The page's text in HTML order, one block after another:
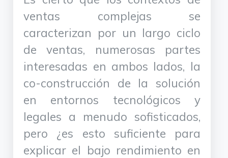
ventas complejas se
caracterizan por un largo ciclo
de ventas, numerosas partes
interesadas en ambos lados, la
co-construcción de la solución
en entornos tecnológicos y
legales a menudo sofisticados,
pero ¿es esto suficiente para
explicar el bajo rendimiento en